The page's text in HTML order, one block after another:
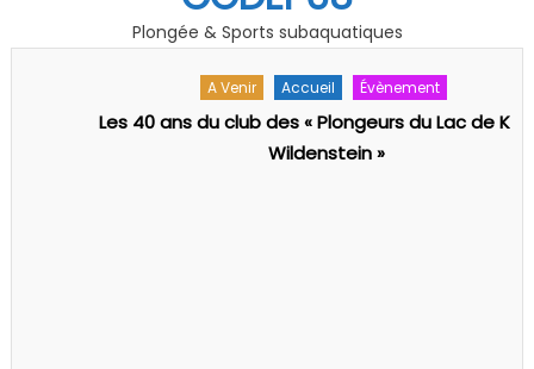
Plongée & Sports subaquatiques
Accueil Évènement
Les 40 ans du club des « Plongeurs du Lac de Kruth-
Wildenstein »